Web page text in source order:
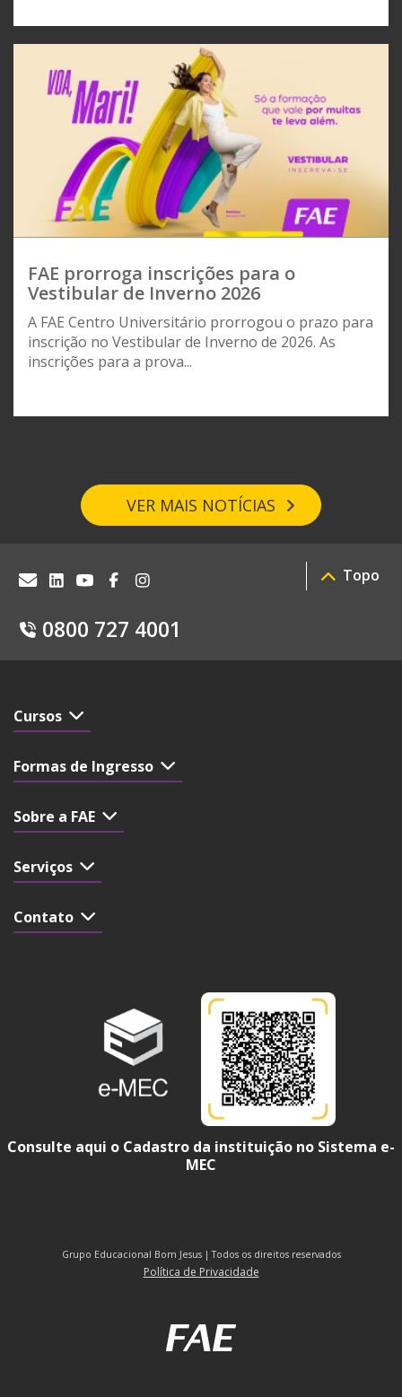
FAE prorroga inscrições para o
Vestibular de Inverno 2026
A FAE Centro Universitário prorrogou o prazo para
inscrição no Vestibular de Inverno de 2026. As
inscrições para a prova...
VER MAIS NOTÍCIAS
0800 727 4001
Topo
Cursos
Formas de Ingresso
Sobre a FAE
Serviços
Contato
Consulte aqui o Cadastro da instituição no Sistema e-
MEC
Grupo Educacional Bom Jesus | Todos os direitos reservados
Política de Privacidade